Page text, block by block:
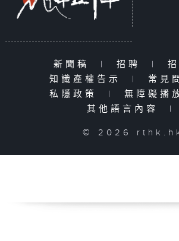
新聞稿 | 招聘 |
知識產權告示
| 常見
私隱政策
| 無障礙播
其他語言內容
|
© 2026